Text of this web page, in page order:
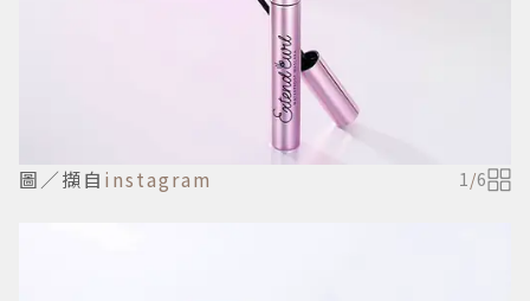
圖／擷自 instagram 1/6